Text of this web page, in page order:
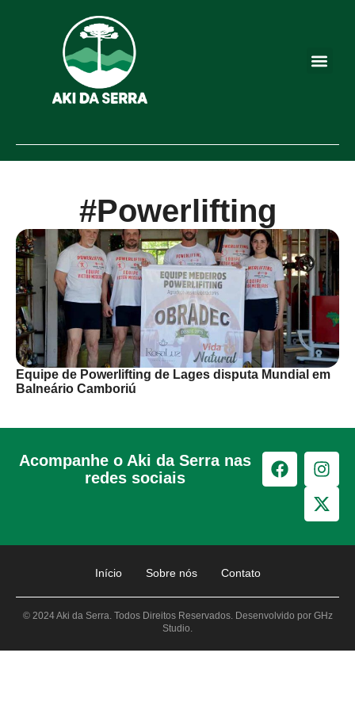
#Powerlifting
Equipe de Powerlifting de Lages disputa Mundial em
Balneário Camboriú
Acompanhe o Aki da Serra nas
redes sociais
Início Sobre nós Contato
© 2024 Aki da Serra. Todos Direitos Reservados. Desenvolvido por GHz
Studio.